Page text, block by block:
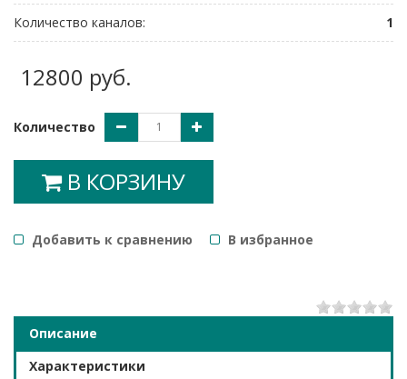
Количество каналов: 1
12800 руб.
Количество
В КОРЗИНУ
Добавить к сравнению B избранное
1 2 3 4 5
Описание
Характеристики